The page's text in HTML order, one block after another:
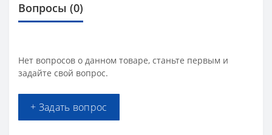
Вопросы (0)
Нет вопросов о данном товаре, станьте первым и
задайте свой вопрос.
+ Задать вопрос